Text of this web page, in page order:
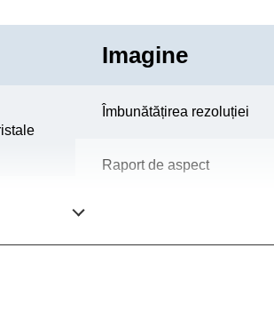
Imagine
Îmbunătățirea rezoluției
Raport de aspect